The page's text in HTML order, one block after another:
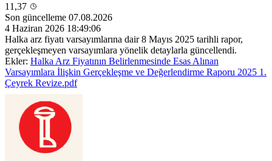
11,37
Son güncelleme 07.08.2026
4 Haziran 2026 18:49:06
Halka arz fiyatı varsayımlarına dair 8 Mayıs 2025 tarihli rapor,
gerçekleşmeyen varsayımlara yönelik detaylarla güncellendi.
Ekler: Halka Arz Fiyatının Belirlenmesinde Esas Alınan
Varsayımlara İlişkin Gerçekleşme ve Değerlendirme Raporu 2025 1.
Çeyrek Revize.pdf